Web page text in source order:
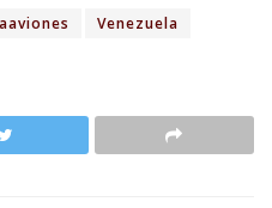
Venezuela